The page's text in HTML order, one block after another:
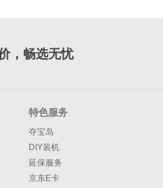
，畅选无忧
特色服务
夺宝岛
DIY装机
延保服务
京东E卡